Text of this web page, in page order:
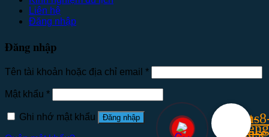
Liên hệ
Đăng nhập
Đăng nhập
Tên tài khoản hoặc địa chỉ email *
Mật khẩu *
Ghi nhớ mật khẩu Đăng nhập